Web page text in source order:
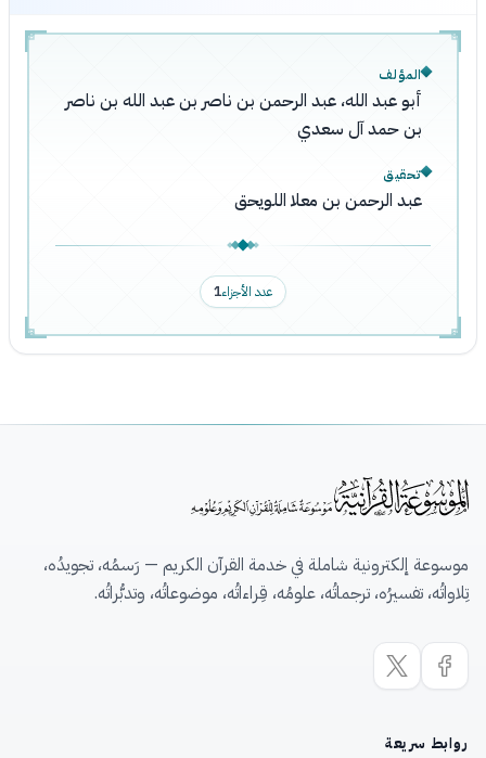
المؤلف
أبو عبد الله، عبد الرحمن بن ناصر بن عبد الله بن ناصر
بن حمد آل سعدي
تحقيق
عبد الرحمن بن معلا اللويحق
عدد الأجزاء1
موسوعة إلكترونية شاملة في خدمة القرآن الكريم — رَسمُه، تجويدُه،
تِلاواتُه، تفسيرُه، ترجماتُه، علومُه، قِراءاتُه، موضوعاتُه، وتدبُّراتُه.
روابط سريعة